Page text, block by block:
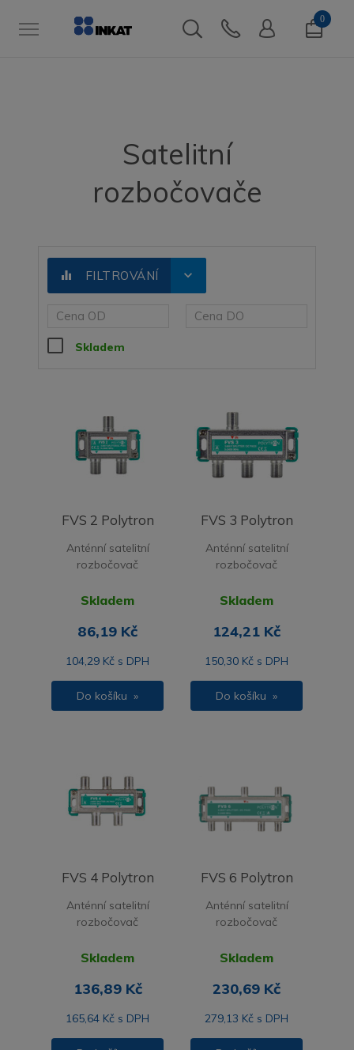
0
Satelitní
rozbočovače
equalizer FILTROVÁNÍ expand_more
Skladem
FVS 2 Polytron
Anténní satelitní
rozbočovač
Skladem
86,19 Kč
104,29 Kč s DPH
Do košíku »
FVS 3 Polytron
Anténní satelitní
rozbočovač
Skladem
124,21 Kč
150,30 Kč s DPH
Do košíku »
FVS 4 Polytron
Anténní satelitní
rozbočovač
Skladem
136,89 Kč
165,64 Kč s DPH
FVS 6 Polytron
Anténní satelitní
rozbočovač
Skladem
230,69 Kč
279,13 Kč s DPH